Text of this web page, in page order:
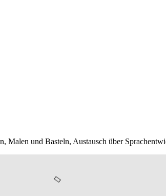
Malen und Basteln, Austausch über